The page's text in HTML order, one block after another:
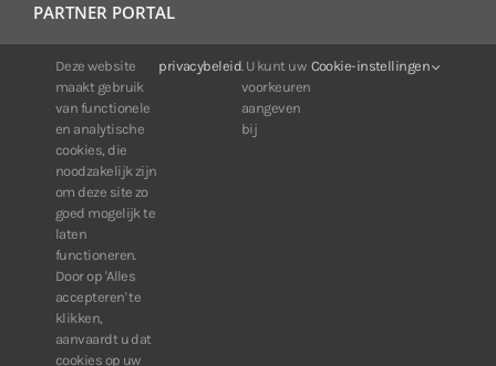
PARTNER PORTAL
For IDIS customers:
24/7 availability, anytime, anywhere.
Web:https://portal.idisglobal.solutions
TOP DOWNLOADS
Software IDIS Center V7.1.0
160.74 MB
Software IDIS Discovery V4.8.1
13.87 MB
Deze website
maakt gebruik
van functionele
en analytische
cookies, die
noodzakelijk zijn
om deze site zo
goed mogelijk te
laten
functioneren.
Door op 'Alles
accepteren' te
klikken,
aanvaardt u dat
cookies op uw
privacybeleid. U kunt uw
voorkeuren
aangeven
bij
Cookie-instellingen